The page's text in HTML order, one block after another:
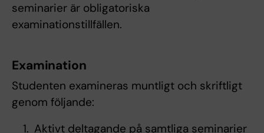
seminarier är obligatoriska
examinationstillfällen.
Examination
Studenten examineras muntligt och skriftligt
genom följande:
Aktivt deltagande på samtliga seminarier